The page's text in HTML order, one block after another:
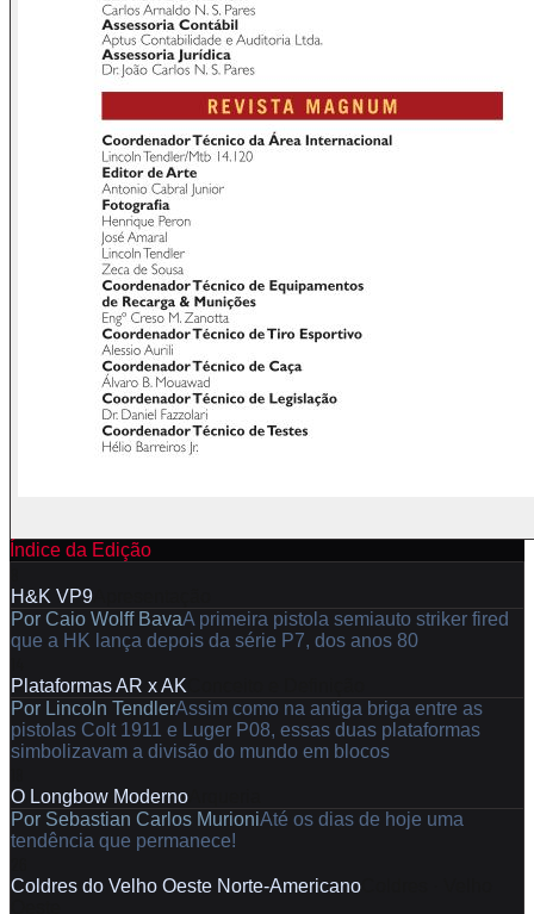
Índice da Edição
H&K VP9
Por Caio Wolff BavaA primeira pistola semiauto striker fired
que a HK lança depois da série P7, dos anos 80
Plataformas AR x AK
Por Lincoln TendlerAssim como na antiga briga entre as
pistolas Colt 1911 e Luger P08, essas duas plataformas
simbolizavam a divisão do mundo em blocos
O Longbow Moderno
Por Sebastian Carlos MurioniAté os dias de hoje uma
tendência que permanece!
Coldres do Velho Oeste Norte-Americano